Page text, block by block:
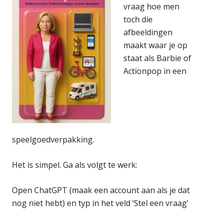
vraag hoe men
toch die
afbeeldingen
maakt waar je op
staat als Barbie of
Actionpop in een
speelgoedverpakking.
Het is simpel. Ga als volgt te werk:
Open ChatGPT (maak een account aan als je dat
nog niet hebt) en typ in het veld ‘Stel een vraag’